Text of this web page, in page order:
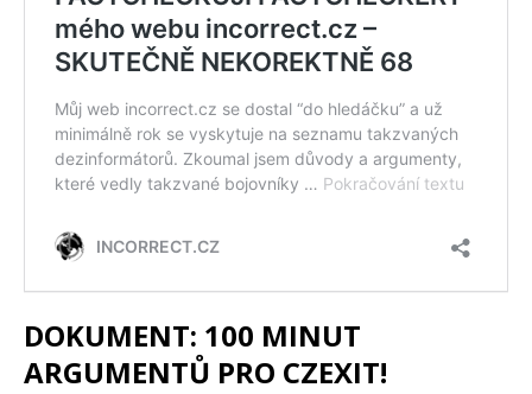
DOKUMENT: 100 MINUT
ARGUMENTŮ PRO CZEXIT!